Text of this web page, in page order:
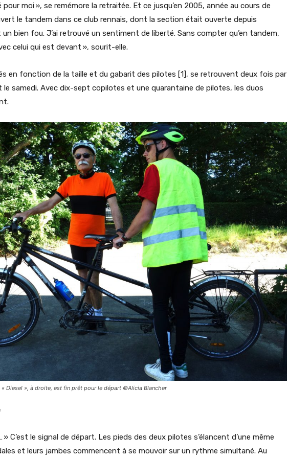
moi », se remémore la retraitée. Et ce jusqu’en 2005, année au cours de
le tandem dans ce club rennais, dont la section était ouverte depuis
un bien fou. J’ai retrouvé un sentiment de liberté. Sans compter qu’en tandem,
celui qui est devant », sourit-elle.
en fonction de la taille et du gabarit des pilotes [1], se retrouvent deux fois par
le samedi. Avec dix-sept copilotes et une quarantaine de pilotes, les duos
Diesel », à droite, est fin prêt pour le départ ©Alicia Blancher
C’est le signal de départ. Les pieds des deux pilotes s’élancent d’une même
et leurs jambes commencent à se mouvoir sur un rythme simultané. Au